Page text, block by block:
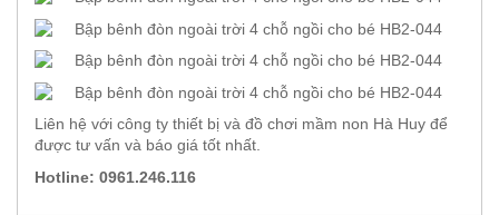
Liên hệ với công ty thiết bị và đồ chơi mầm non Hà Huy để
được tư vấn và báo giá tốt nhất.
Hotline: 0961.246.116